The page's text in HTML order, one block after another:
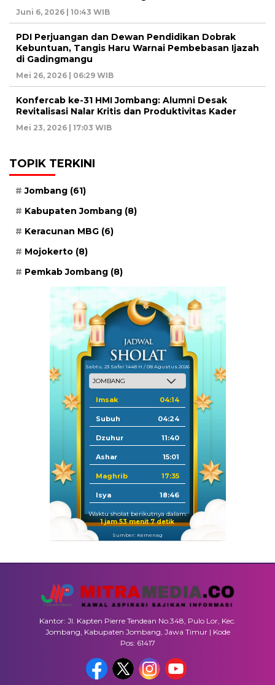
Juni 6, 2026 | 10:43 WIB
PDI Perjuangan dan Dewan Pendidikan Dobrak
Kebuntuan, Tangis Haru Warnai Pembebasan Ijazah
di Gadingmangu
Mei 26, 2026 | 06:29 WIB
Konfercab ke-31 HMI Jombang: Alumni Desak
Revitalisasi Nalar Kritis dan Produktivitas Kader
Mei 23, 2026 | 17:03 WIB
TOPIK TERKINI
Jombang (61)
Kabupaten Jombang (8)
Keracunan MBG (6)
Mojokerto (8)
Pemkab Jombang (8)
Sabtu, 23 Safar 1448 H / 08 Agustus 2026
Imsak 04:14
Subuh 04:24
Dzuhur 11:40
Ashar 15:01
Maghrib 17:35
Isya 18:46
Waktu sholat berikutnya dalam:
1 jam 53 menit 6 detik
Sumber: Kemenag
Kantor: Jl. Kapten Pierre Tendean No.348, Pulo Lor, Kec.
Jombang, Kabupaten Jombang, Jawa Timur | Kode
Pos: 61417